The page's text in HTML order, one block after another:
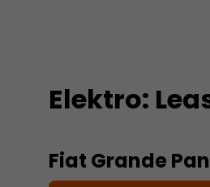
Elektro:
Fiat Grande